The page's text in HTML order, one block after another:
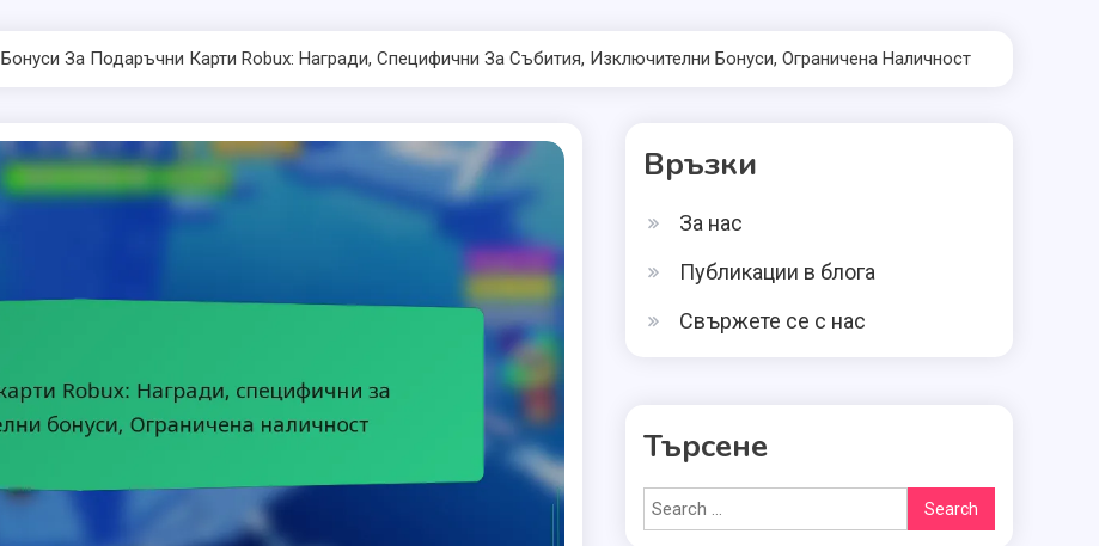
Бонуси За Подаръчни Карти Robux: Награди, Специфични За Събития, Изключителни Бонуси, Ограничена Наличност
Връзки
За нас
Публикации в блога
Свържете се с нас
Търсене
Search
for: